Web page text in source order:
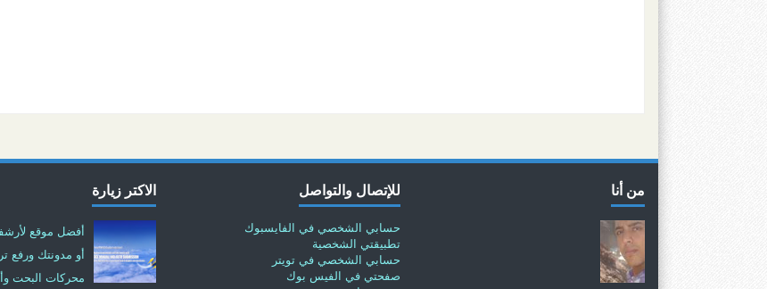
من أنا للإتصال والتواصل
حسابي الشخصي في الفايسبوك
تطبيقتي الشخصية
حسابي الشخصي في تويتر
صفحتي في الفيس بوك
الاكتر زيارة
أفضل موقع
أو مدونتك ورفع
محركات البحت